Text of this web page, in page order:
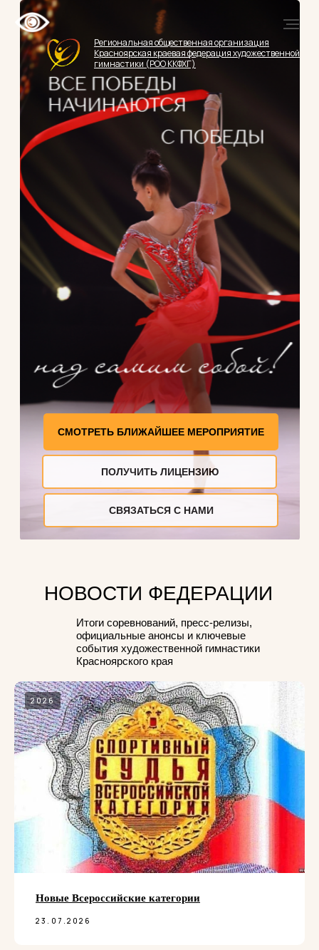
СМОТРЕТЬ БЛИЖАЙШЕЕ МЕРОПРИЯТИЕ
СВЯЗАТЬСЯ С НАМИ
ПОЛУЧИТЬ ЛИЦЕНЗИЮ
Региональная общественная организация
Красноярская краевая федерация художественной
гимнастики (РОО ККФХГ)
Итоги соревнований, пресс-релизы,
официальные анонсы и ключевые
события художественной гимнастики
Красноярского края
НОВОСТИ ФЕДЕРАЦИИ
2026
Новые Всероссийские категории
23.07.2026